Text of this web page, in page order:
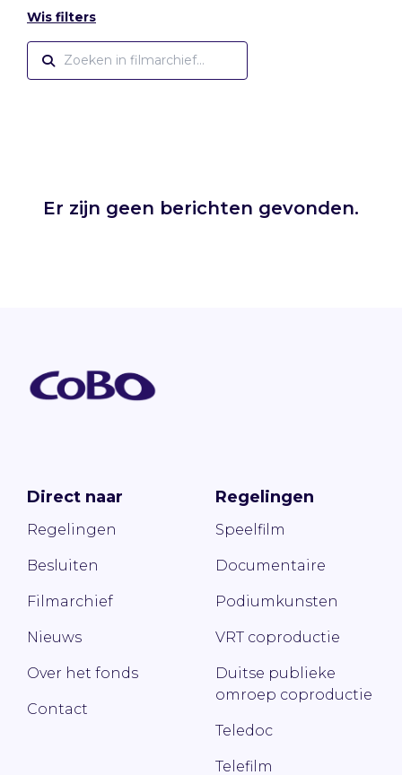
Wis filters
Er zijn geen berichten gevonden.
Direct naar
Regelingen
Besluiten
Filmarchief
Nieuws
Over het fonds
Contact
Regelingen
Speelfilm
Documentaire
Podiumkunsten
VRT coproductie
Duitse publieke
omroep coproductie
Teledoc
Telefilm